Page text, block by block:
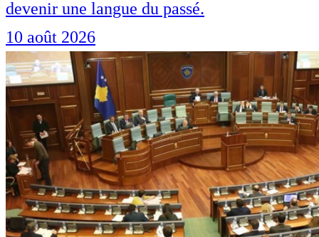
devenir une langue du passé.
10 août 2026